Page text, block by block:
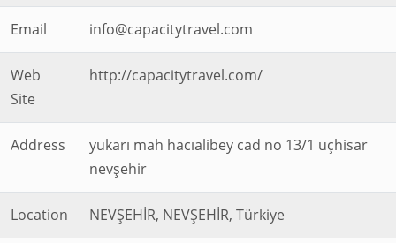
Email info@capacitytravel.com
Web
Site
http://capacitytravel.com/
Address
yukarı mah hacıalibey cad no 13/1 uçhisar
nevşehir
Location NEVŞEHİR, NEVŞEHİR, Türkiye